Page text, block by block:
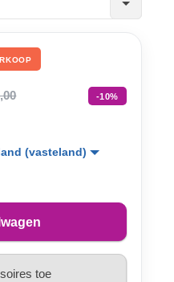
-10%
(vasteland)
toe